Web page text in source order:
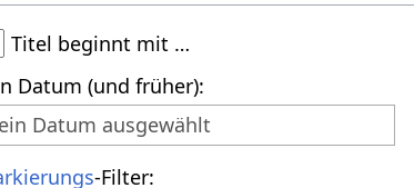
Titel beginnt mit …
Datum (und früher):
Datum ausgewählt
-Filter: